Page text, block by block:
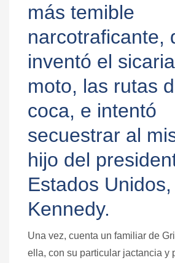
más temible
narcotraficante,
inventó el
moto, las rutas
coca, e intentó
secuestrar al
hijo del
Estados Unidos,
Kennedy.
Una vez, cuenta un familiar de
ella, con su particular jactancia y